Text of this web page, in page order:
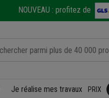
NOUVEAU : profitez de
Je réalise mes travaux PRIX